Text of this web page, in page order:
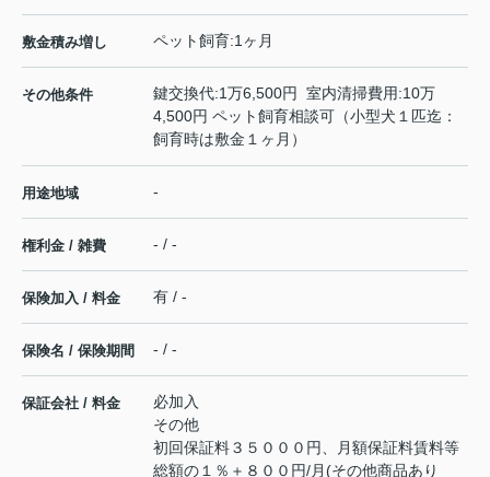
敷金積み増し ペット飼育:1ヶ月
その他条件
鍵交換代:1万6,500円 室内清掃費用:10万
4,500円 ペット飼育相談可（小型犬１匹迄：
飼育時は敷金１ヶ月）
用途地域 -
権利金 / 雑費 - / -
保険加入 / 料金 有 / -
保険名 / 保険期間 - / -
保証会社 / 料金
必加入
その他
初回保証料３５０００円、月額保証料賃料等
総額の１％＋８００円/月(その他商品あり